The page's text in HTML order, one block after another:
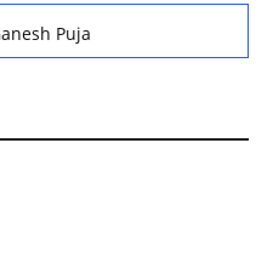
Puja
and Womanhood
सूत्र:किन चीजों के कारण लोग अशांत
होती हैं, हमेशा उनका सम्मान
देखना चाहिए